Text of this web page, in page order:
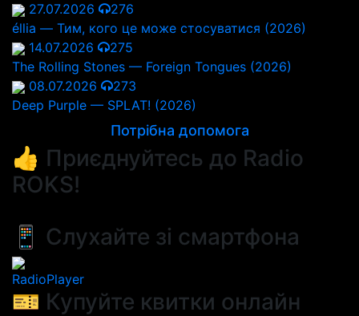
27.07.2026
276
éllia — Тим, кого це може стосуватися (2026)
14.07.2026
275
The Rolling Stones — Foreign Tongues (2026)
08.07.2026
273
Deep Purple — SPLAT! (2026)
Потрібна допомога
👍 Приєднуйтесь до Radio
ROKS!
📱 Слухайте зі смартфона
RadioPlayer
🎫 Купуйте квитки онлайн